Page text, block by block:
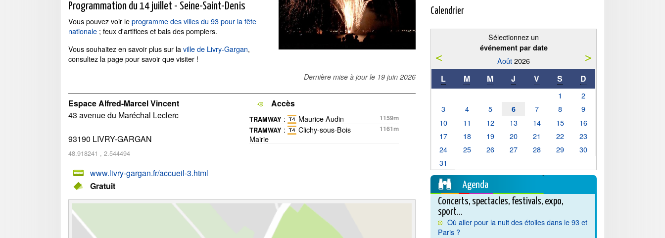
Programmation du 14 juillet - Seine-Saint-Denis
Vous pouvez voir leprogramme des villes du 93 pour la fête
nationale ; feux d'artifices et bals des pompiers.
Vous souhaitez en savoir plus sur laville de Livry-Gargan,
consultez la page pour savoir que visiter !
Dernière mise à jour le 19 juin 2026
Espace Alfred-Marcel Vincent
43 avenue du Maréchal Leclerc
93190 LIVRY-GARGAN
48.918241 , 2.544494
www.livry-gargan.fr/accueil-3.html
Accès
TRAMWAY : Maurice Audin
1159m
TRAMWAY :
Clichy-sous-Bois
Mairie
1161m
Gratuit
Calendrier
Sélectionnez un
événement par date
Août2026
L M M J V S D
1
2
3
4 5 6 7 8
9
10
11 12 13 14 15
16
17
18 19 20 21 22
23
24
25 26 27 28 29
30
31
Agenda
Concerts, spectacles, festivals, expo,
sport...
Où aller pour la nuit des étoiles dans le 93 et
Paris ?